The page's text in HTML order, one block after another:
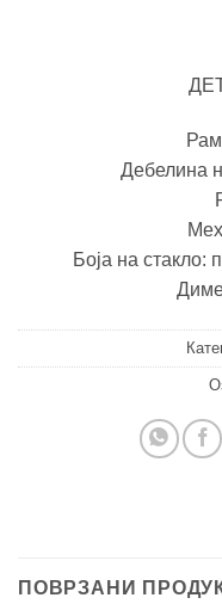
Дебелина
Боја на стакло:
ПОВРЗАНИ